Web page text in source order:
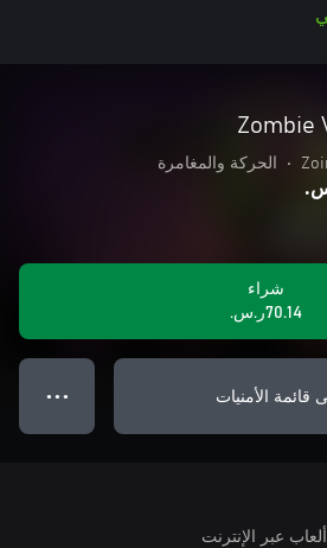
Zombie
• الحركة والمغامرة
شراء
‪ر.س.‏‎70.14‬
قائمة الأمنيات ● ● ●
عبر الإنترنت